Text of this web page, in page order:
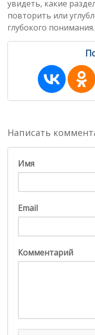
увидеть, какие
повторить или
глубокого понимания.
Написать
Имя
Email
Комментарий